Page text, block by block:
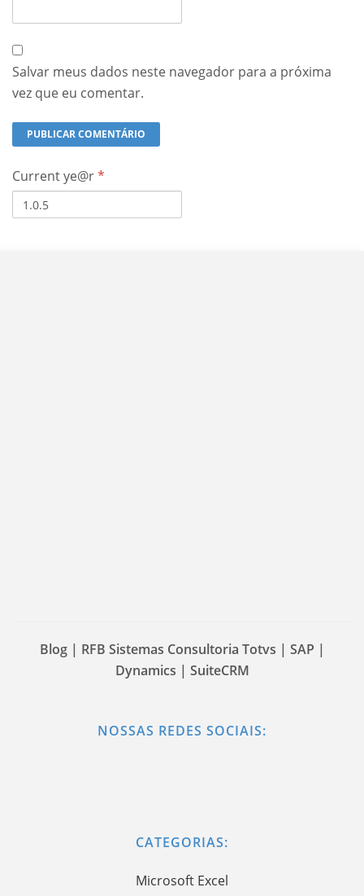
Salvar meus dados neste navegador para a próxima
vez que eu comentar.
Current ye@r*
Blog | RFB Sistemas Consultoria Totvs | SAP |
Dynamics | SuiteCRM
NOSSAS REDES SOCIAIS:
CATEGORIAS:
Microsoft Excel